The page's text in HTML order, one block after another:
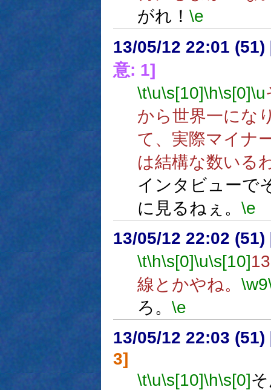
がれ！ \e
13/05/12 22:01 (51)
意: 1]
\t\u\s[10]\h\s[0]\u
から世界一にな
て、実際マイナ
は結構な数いる
インタビューで
に見るねぇ。 \e
13/05/12 22:02 (51)
\t\h\s[0]\u\s[10]
線とかやね。 \w9
ろ。 \e
13/05/12 22:03 (51)
3]
\t\u\s[10]\h\s[0]